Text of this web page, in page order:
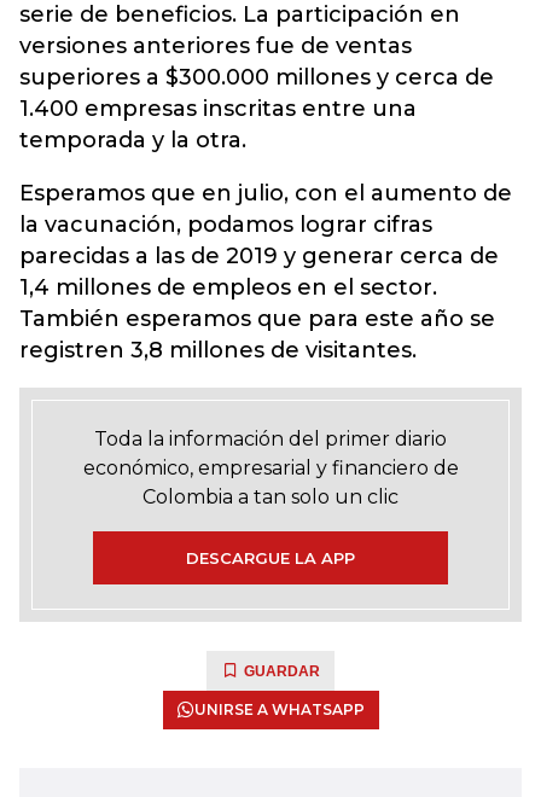
serie de beneficios. La participación en
versiones anteriores fue de ventas
superiores a $300.000 millones y cerca de
1.400 empresas inscritas entre una
temporada y la otra.
Esperamos que en julio, con el aumento de
la vacunación, podamos lograr cifras
parecidas a las de 2019 y generar cerca de
1,4 millones de empleos en el sector.
También esperamos que para este año se
registren 3,8 millones de visitantes.
Toda la información del primer diario
económico, empresarial y financiero de
Colombia a tan solo un clic
DESCARGUE LA APP
GUARDAR
UNIRSE A WHATSAPP